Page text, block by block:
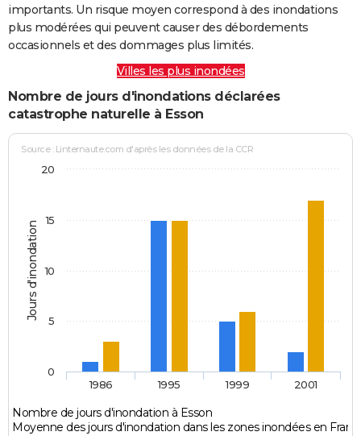
importants. Un risque moyen correspond à des inondations
plus modérées qui peuvent causer des débordements
occasionnels et des dommages plus limités.
Villes les plus inondées
Nombre de jours d'inondations déclarées
catastrophe naturelle à Esson
Jours d'inondation
Source : Linternaute.com d'après les données de la CCR
Nombre de jours d'inondation à Esson
Moyenne des jours d'inondation dans les zones inondées en
1986 1995 1999 2001
0
5
10
15
20